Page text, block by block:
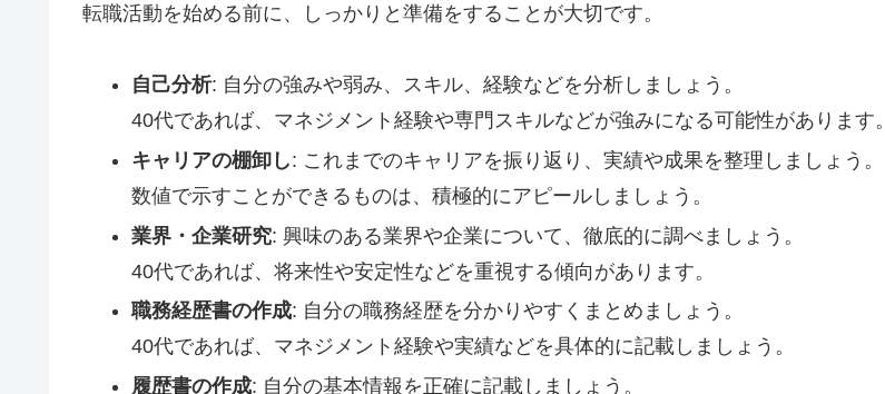
転職活動を始める前に、しっかりと準備をすることが大切です。
自己分析: 自分の強みや弱み、スキル、経験などを分析しましょう。
40代であれば、マネジメント経験や専門スキルなどが強みになる可能性があります。
キャリアの棚卸し: これまでのキャリアを振り返り、実績や成果を整理しましょう。
数値で示すことができるものは、積極的にアピールしましょう。
業界・企業研究: 興味のある業界や企業について、徹底的に調べましょう。
40代であれば、将来性や安定性などを重視する傾向があります。
職務経歴書の作成: 自分の職務経歴を分かりやすくまとめましょう。
40代であれば、マネジメント経験や実績などを具体的に記載しましょう。
履歴書の作成: 自分の基本情報を正確に記載しましょう。